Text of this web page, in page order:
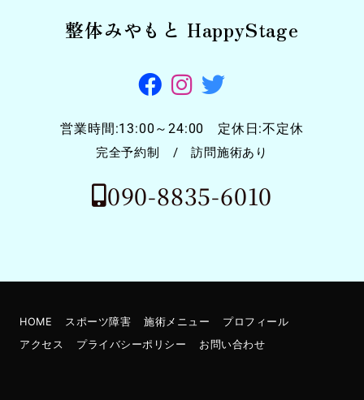
整体みやもと HappyStage
営業時間:13:00～24:00 定休日:不定休
完全予約制 / 訪問施術あり
090-8835-6010
HOME スポーツ障害 施術メニュー
プロフィール
アクセス
プライバシーポリシー お問い合わせ